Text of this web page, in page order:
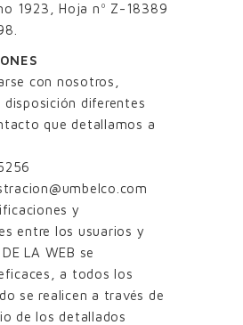
1923, Hoja nº Z-18389
con nosotros,
disposición diferentes
que detallamos a
y
entre los usuarios y
LA WEB se
a todos los
se realicen a través de
de los detallados